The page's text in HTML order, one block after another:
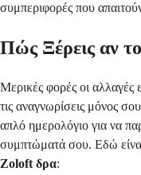
συμπεριφορές που
Πώς Ξέρεις αν
Μερικές φορές οι αλλαγές
τις αναγνωρίσεις μόνος
απλό ημερολόγιο για να
συμπτώματά σου. Εδώ
Zoloft δρα: